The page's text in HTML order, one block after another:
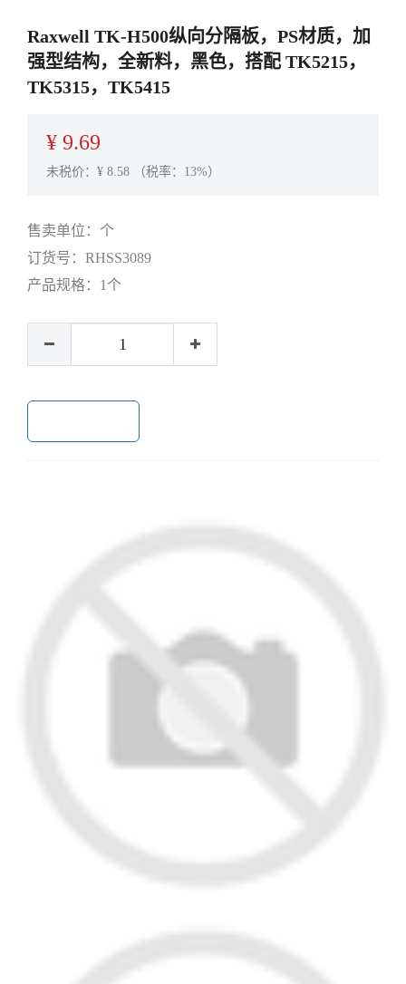
Raxwell TK-H500纵向分隔板，PS材质，加
强型结构，全新料，黑色，搭配 TK5215，
TK5315，TK5415
¥ 9.69
未税价：¥ 8.58 （税率：13%）
售卖单位： 个
订货号： RHSS3089
产品规格： 1个